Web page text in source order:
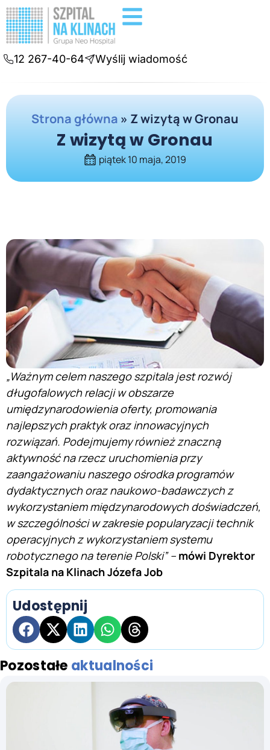
12 267-40-64 Wyślij wiadomość
Strona główna » Z wizytą w Gronau
Z wizytą w Gronau
piątek 10 maja, 2019
„Ważnym celem naszego szpitala jest rozwój
długofalowych relacji w obszarze
umiędzynarodowienia oferty, promowania
najlepszych praktyk oraz innowacyjnych
rozwiązań. Podejmujemy również znaczną
aktywność na rzecz uruchomienia przy
zaangażowaniu naszego ośrodka programów
dydaktycznych oraz naukowo-badawczych z
wykorzystaniem międzynarodowych doświadczeń,
w szczególności w zakresie popularyzacji technik
operacyjnych z wykorzystaniem systemu
robotycznego na terenie Polski” – mówi Dyrektor
Szpitala na Klinach Józefa Job
Udostępnij
Pozostałe aktualności